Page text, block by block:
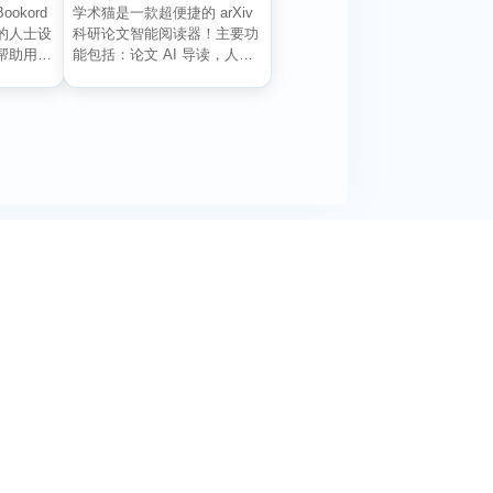
人士设
助用户
学术猫是一款超便捷的 arXiv
科研论文智能阅读器！主要功
能包括：论文 AI 导读，人工